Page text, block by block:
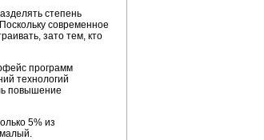
степень
современное
зато тем, кто
программ
технологий
повышение
5% из